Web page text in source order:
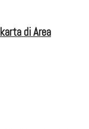
di Area